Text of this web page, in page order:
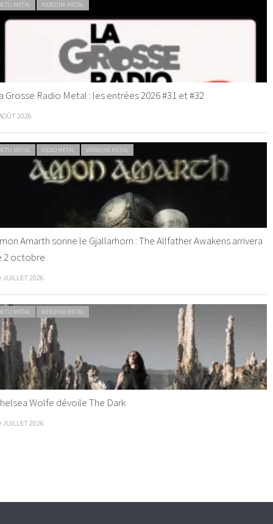
METAL WEBZINE METAL
Grosse Radio Metal : les entrées 2026 #31 et #32
2026
METAL VIDEO METAL WEBZINE METAL
Amarth sonne le Gjallarhorn : The Allfather Awakens arrivera
2 octobre
JUILLET 2026
METAL WEBZINE METAL
Wolfe dévoile The Dark
JUILLET 2026